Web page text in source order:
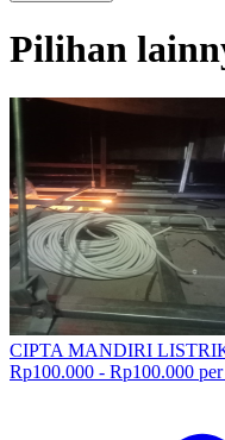
Pilihan
CIPTA MANDIRI
Rp100.000 - Rp100.000 per